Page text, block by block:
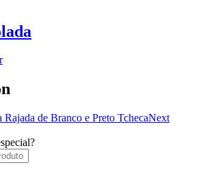
Rajada de Branco e Preto TchecaNext